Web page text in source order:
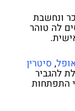
ונחשבת
לה טוהר
, סיטרין
להגביר
התפתחות